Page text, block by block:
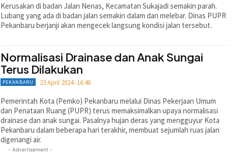
Kerusakan di badan Jalan Nenas, Kecamatan Sukajadi semakin parah.
Lubang yang ada di badan jalan semakin dalam dan melebar. Dinas PUPR
Pekanbaru berjanji akan mengecek langsung kondisi jalan tersebut.
Normalisasi Drainase dan Anak Sungai
Terus Dilakukan
PEKANBARU 23 April 2024 -16:40
Pemerintah Kota (Pemko) Pekanbaru melalui Dinas Pekerjaan Umum
dan Penataan Ruang (PUPR) terus memaksimalkan upaya normalisasi
drainase dan anak sungai. Pasalnya hujan deras yang mengguyur Kota
Pekanbaru dalam beberapa hari terakhir, membuat sejumlah ruas jalan
digenangi air.
- Advertisement -